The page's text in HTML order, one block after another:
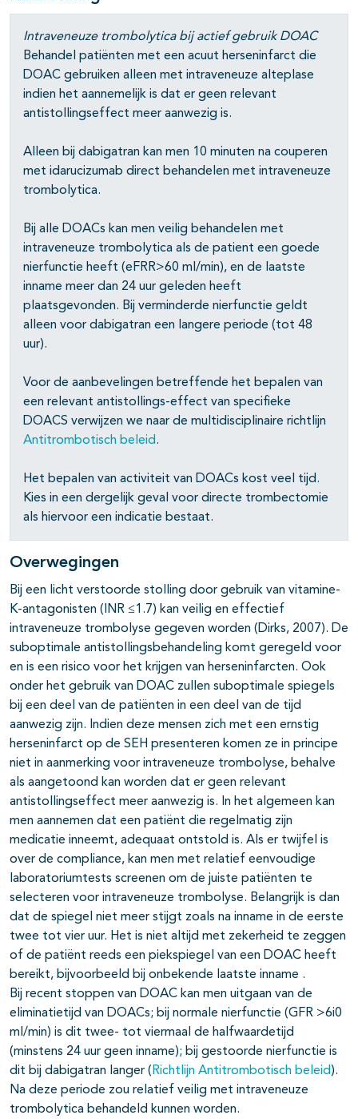
open- en dichtklappen
open- en dichtklappen
open- en dichtklappen
Intraveneuze trombolytica bij actief gebruik DOAC
Behandel patiënten met een acuut herseninfarct die
DOAC gebruiken alleen met intraveneuze alteplase
indien het aannemelijk is dat er geen relevant
antistollingseffect meer aanwezig is.
Alleen bij dabigatran kan men 10 minuten na couperen
met idarucizumab direct behandelen met intraveneuze
trombolytica.
Bij alle DOACs kan men veilig behandelen met
intraveneuze trombolytica als de patient een goede
nierfunctie heeft (eFRR>60 ml/min), en de laatste
inname meer dan 24 uur geleden heeft
plaatsgevonden. Bij verminderde nierfunctie geldt
alleen voor dabigatran een langere periode (tot 48
uur).
Voor de aanbevelingen betreffende het bepalen van
een relevant antistollings-effect van specifieke
DOACS verwijzen we naar de multidisciplinaire richtlijn
Antitrombotisch beleid.
Het bepalen van activiteit van DOACs kost veel tijd.
Kies in een dergelijk geval voor directe trombectomie
als hiervoor een indicatie bestaat.
Overwegingen
Bij een licht verstoorde stolling door gebruik van vitamine-
K-antagonisten (INR ≤1.7) kan veilig en effectief
intraveneuze trombolyse gegeven worden (Dirks, 2007). De
suboptimale antistollingsbehandeling komt geregeld voor
en is een risico voor het krijgen van herseninfarcten. Ook
onder het gebruik van DOAC zullen suboptimale spiegels
bij een deel van de patiënten in een deel van de tijd
aanwezig zijn. Indien deze mensen zich met een ernstig
herseninfarct op de SEH presenteren komen ze in principe
niet in aanmerking voor intraveneuze trombolyse, behalve
als aangetoond kan worden dat er geen relevant
antistollingseffect meer aanwezig is. In het algemeen kan
men aannemen dat een patiënt die regelmatig zijn
medicatie inneemt, adequaat ontstold is. Als er twijfel is
over de compliance, kan men met relatief eenvoudige
laboratoriumtests screenen om de juiste patiënten te
selecteren voor intraveneuze trombolyse. Belangrijk is dan
dat de spiegel niet meer stijgt zoals na inname in de eerste
twee tot vier uur. Het is niet altijd met zekerheid te zeggen
of de patiënt reeds een piekspiegel van een DOAC heeft
bereikt, bijvoorbeeld bij onbekende laatste inname .
Bij recent stoppen van DOAC kan men uitgaan van de
eliminatietijd van DOACs; bij normale nierfunctie (GFR >6i0
ml/min) is dit twee- tot viermaal de halfwaardetijd
(minstens 24 uur geen inname); bij gestoorde nierfunctie is
dit bij dabigatran langer ( Richtlijn Antitrombotisch beleid).
Na deze periode zou relatief veilig met intraveneuze
trombolytica behandeld kunnen worden.